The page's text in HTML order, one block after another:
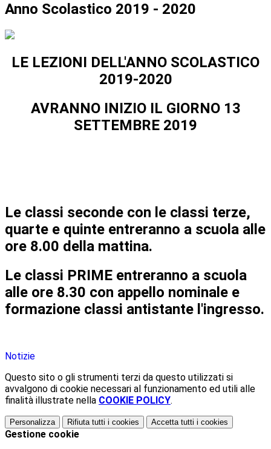
Anno Scolastico 2019 - 2020
LE LEZIONI DELL'ANNO SCOLASTICO
2019-2020
AVRANNO INIZIO IL GIORNO 13
SETTEMBRE 2019
Le classi seconde con le classi terze,
quarte e quinte entreranno a scuola alle
ore 8.00 della mattina.
Le classi PRIME entreranno a scuola
alle ore 8.30 con appello nominale e
formazione classi antistante l'ingresso.
Notizie
Questo sito o gli strumenti terzi da questo utilizzati si
avvalgono di cookie necessari al funzionamento ed utili alle
finalità illustrate nella COOKIE POLICY.
Personalizza Rifiuta tutti i cookies Accetta tutti i cookies
Gestione cookie